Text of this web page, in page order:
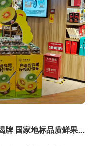
华润万家眉县猕猴桃基地正式揭牌 国家地标品质鲜果直供带来舌尖上的享受